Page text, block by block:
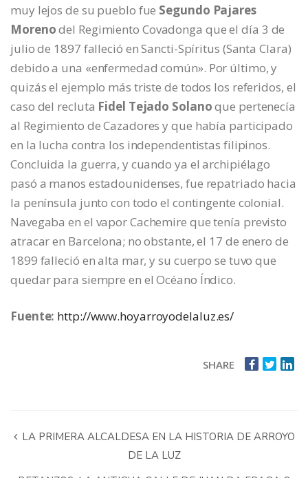
muy lejos de su pueblo fue Segundo Pajares
Morenodel Regimiento Covadonga que el día 3 de
julio de 1897 falleció en Sancti-Spíritus (Santa Clara)
debido a una «enfermedad común». Por último, y
quizás el ejemplo más triste de todos los referidos, el
caso del recluta Fidel Tejado Solanoque pertenecía
al Regimiento de Cazadores y que había participado
en la lucha contra los independentistas filipinos.
Concluida la guerra, y cuando ya el archipiélago
pasó a manos estadounidenses, fue repatriado hacia
la península junto con todo el contingente colonial.
Navegaba en el vapor Cachemire que tenía previsto
atracar en Barcelona; no obstante, el 17 de enero de
1899 falleció en alta mar, y su cuerpo se tuvo que
quedar para siempre en el Océano Índico.
Fuente: http://www.hoyarroyodelaluz.es/
SHARE
LA PRIMERA ALCALDESA EN LA HISTORIA DE ARROYO
DE LA LUZ